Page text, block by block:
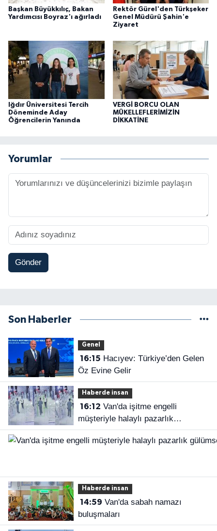
Başkan Büyükkılıç, Bakan
Yardımcısı Boyraz'ı ağırladı
Rektör Gürel'den Türkşeker
Genel Müdürü Şahin'e
Ziyaret
Iğdır Üniversitesi Tercih
Döneminde Aday
Öğrencilerin Yanında
VERGİ BORCU OLAN
MÜKELLEFLERİMİZİN
DİKKATİNE
Yorumlar
Gönder
Son Haberler
Genel
16:15
Öz Evine Gelir
Haberde insan
16:12
müşteriyle halaylı pazarlık
gülümsetti
Haberde insan
14:59
buluşmaları